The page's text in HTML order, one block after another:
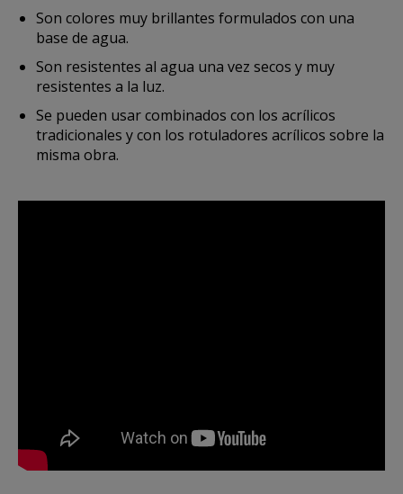
Son colores muy brillantes formulados con una
base de agua.
Son resistentes al agua una vez secos y muy
resistentes a la luz.
Se pueden usar combinados con los acrílicos
tradicionales y con los rotuladores acrílicos sobre la
misma obra.